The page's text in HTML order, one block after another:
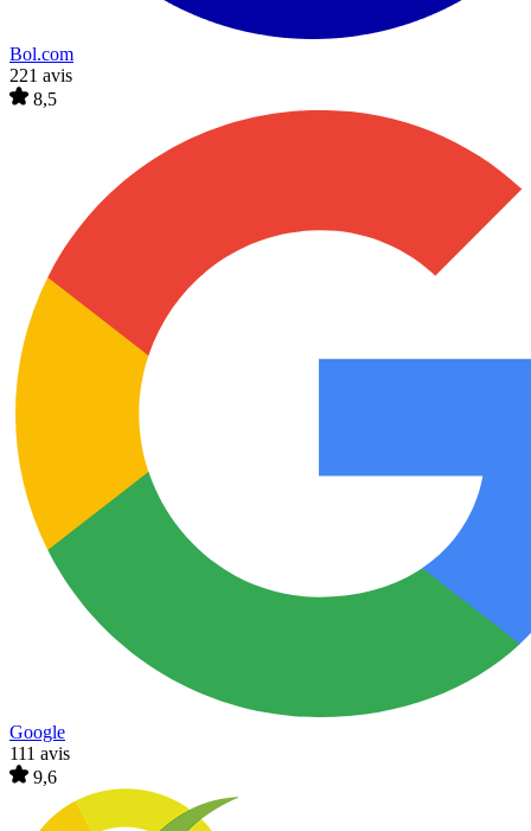
Bol.com
221 avis
8,5
Google
111 avis
9,6